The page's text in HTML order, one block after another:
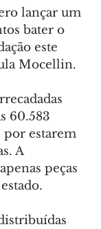
lançar um
bater o
este
Mocellin.
60.583
por estarem
A
peças